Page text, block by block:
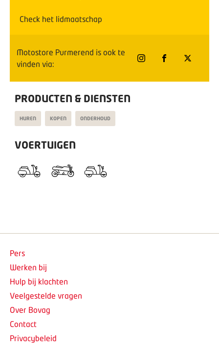
Check het lidmaatschap
Motostore Purmerend is ook te
vinden via:
PRODUCTEN & DIENSTEN
HUREN KOPEN ONDERHOUD
VOERTUIGEN
Pers
Werken bij
Hulp bij klachten
Veelgestelde vragen
Over Bovag
Contact
Privacybeleid